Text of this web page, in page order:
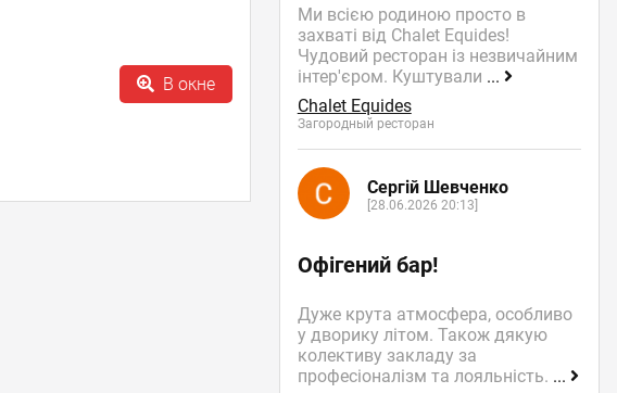
В окне
Ми всією родиною просто в
захваті від Chalet Equides!
Чудовий ресторан із незвичайним
інтер'єром. Куштували ...
Chalet Equides
Загородный ресторан
Сергій Шевченко
[28.06.2026 20:13]
Офігений бар!
Дуже крута атмосфера, особливо
у дворику літом. Також дякую
колективу закладу за
професіоналізм та лояльність. ...